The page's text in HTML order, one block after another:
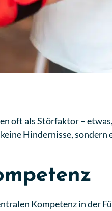
oft als Störfaktor –
Hindernisse, sondern
Kompetenz in der